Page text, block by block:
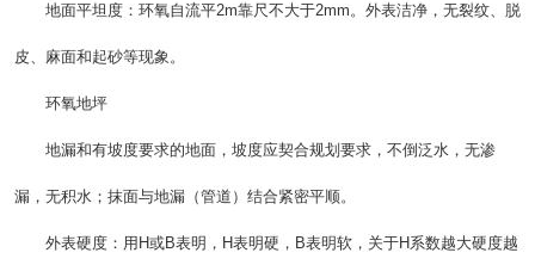
地面平坦度：环氧自流平2m靠尺不大于2mm。外表洁净，无裂纹、脱
皮、麻面和起砂等现象。
环氧地坪
地漏和有坡度要求的地面，坡度应契合规划要求，不倒泛水，无渗
漏，无积水；抹面与地漏（管道）结合紧密平顺。
外表硬度：用H或B表明，H表明硬，B表明软，关于H系数越大硬度越